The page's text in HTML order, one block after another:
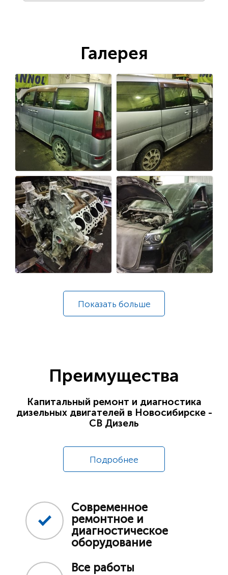
Галерея
Показать больше
Преимущества
Капитальный ремонт и диагностика
дизельных двигателей в Новосибирске -
СВ Дизель
Подробнее
Современное
ремонтное и
диагностическое
оборудование
Все работы